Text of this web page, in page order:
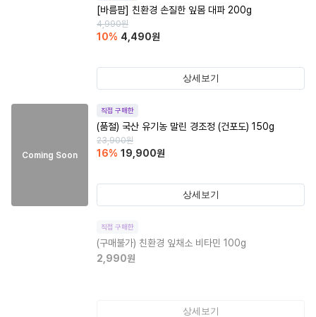
[바름팜] 친환경 손질한 잎몸 대파 200g
4,990원
10% 4,490원
상세보기
Coming Soon
직접 구매한
(품절) 국산 유기농 말린 경조정 (건포도) 150g
23,900원
16% 19,900원
상세보기
직접 구매한
(구매불가) 친환경 잎채소 비타민 100g
2,990원
상세보기